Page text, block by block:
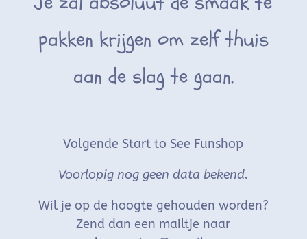
pakken krijgen om zelf thuis
aan de slag te gaan.
Volgende Start to See Funshop
Voorlopig nog geen data bekend.
Wil je op de hoogte gehouden worden?
Zend dan een mailtje naar